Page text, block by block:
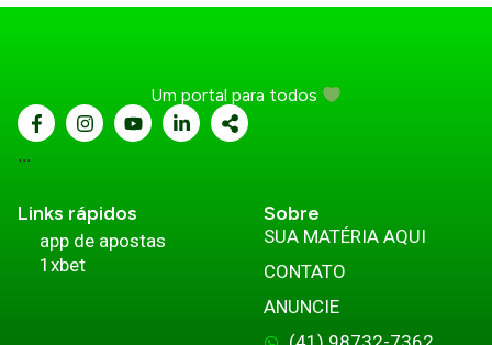
Um portal para todos
...
Links rápidos
app de apostas
1xbet
Sobre
SUA MATÉRIA AQUI
CONTATO
ANUNCIE